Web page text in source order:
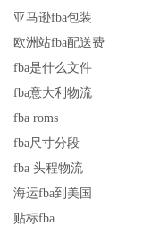
亚马逊fba包装
欧洲站fba配送费
fba是什么文件
fba意大利物流
fba roms
fba尺寸分段
fba 头程物流
海运fba到美国
贴标fba